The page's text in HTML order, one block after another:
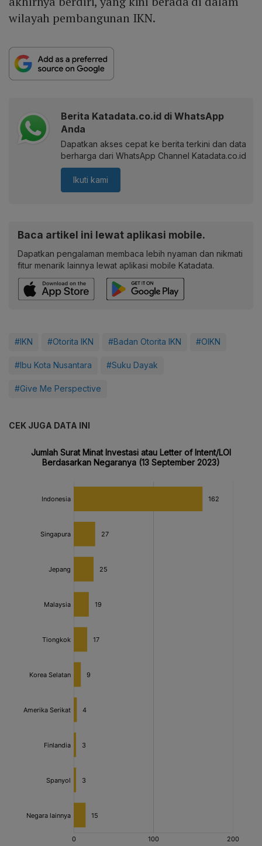
wilayah pembangunan IKN.
Berita Katadata.co.id di WhatsApp
Anda
Dapatkan akses cepat ke berita terkini dan data
berharga dari WhatsApp Channel Katadata.co.id
Ikuti kami
Baca artikel ini lewat aplikasi mobile.
Dapatkan pengalaman membaca lebih nyaman dan nikmati
fitur menarik lainnya lewat aplikasi mobile Katadata.
#IKN #Otorita IKN #Badan Otorita IKN #OIKN
#Ibu Kota Nusantara #Suku Dayak
#Give Me Perspective
CEK JUGA DATA INI